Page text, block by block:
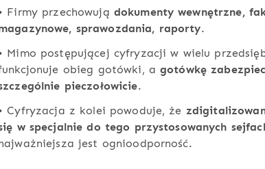
Firmy przechowują dokumenty wewnętrzne,
sprawozdania, raporty.
Mimo postępującej cyfryzacji w wielu
obieg gotówki, agotówkę
pieczołowicie.
Cyfryzacja z kolei powoduje, że
w specjalnie do tego przystosowanych
jest ognioodporność.